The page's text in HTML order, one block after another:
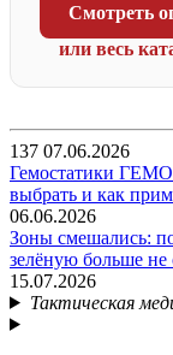
Смотреть
или весь
137 07.06.2026
Гемостатики
выбрать и как
06.06.2026
Зоны смешались:
зелёную больше не
15.07.2026
Тактическая